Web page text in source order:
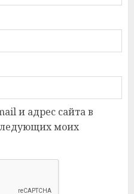
и адрес сайта в
моих